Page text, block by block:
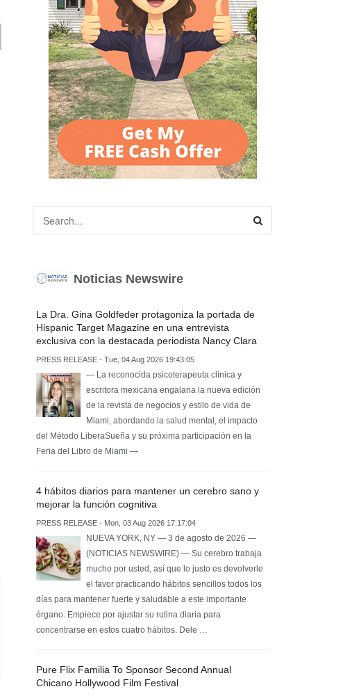
Noticias Newswire
La Dra. Gina Goldfeder protagoniza la portada de
Hispanic Target Magazine en una entrevista
exclusiva con la destacada periodista Nancy Clara
PRESS RELEASE - Tue, 04 Aug 2026 19:43:05
— La reconocida psicoterapeuta clínica y
escritora mexicana engalana la nueva edición
de la revista de negocios y estilo de vida de
Miami, abordando la salud mental, el impacto
del Método LiberaSueña y su próxima participación en la
Feria del Libro de Miami —
4 hábitos diarios para mantener un cerebro sano y
mejorar la función cognitiva
PRESS RELEASE - Mon, 03 Aug 2026 17:17:04
NUEVA YORK, NY — 3 de agosto de 2026 —
(NOTICIAS NEWSWIRE) — Su cerebro trabaja
mucho por usted, así que lo justo es devolverle
el favor practicando hábitos sencillos todos los
días para mantener fuerte y saludable a este importante
órgano. Empiece por ajustar su rutina diaria para
concentrarse en estos cuatro hábitos. Dele …
Pure Flix Familia To Sponsor Second Annual
Chicano Hollywood Film Festival